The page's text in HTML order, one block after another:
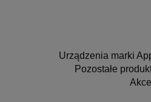
Urządzenia marki
Pozostałe